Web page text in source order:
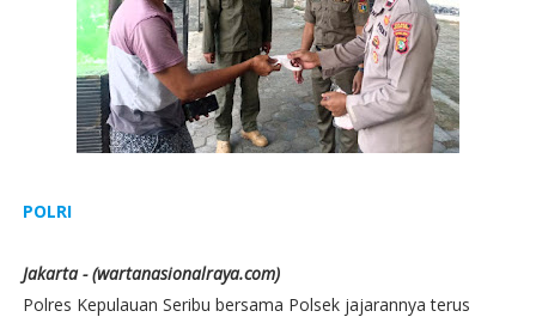
POLRI
Jakarta - (wartanasionalraya.com)
Polres Kepulauan Seribu bersama Polsek jajarannya terus